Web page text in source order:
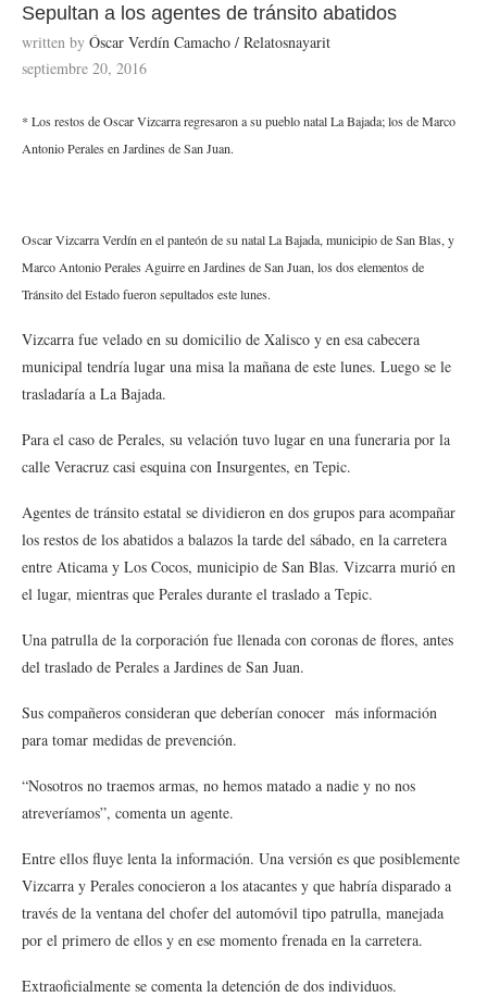
Sepultan a los agentes de tránsito abatidos
written by Óscar Verdín Camacho / Relatosnayarit
septiembre 20, 2016
* Los restos de Oscar Vizcarra regresaron a su pueblo natal La Bajada; los de Marco
Antonio Perales en Jardines de San Juan.
Oscar Vizcarra Verdín en el panteón de su natal La Bajada, municipio de San Blas, y
Marco Antonio Perales Aguirre en Jardines de San Juan, los dos elementos de
Tránsito del Estado fueron sepultados este lunes.
Vizcarra fue velado en su domicilio de Xalisco y en esa cabecera
municipal tendría lugar una misa la mañana de este lunes. Luego se le
trasladaría a La Bajada.
Para el caso de Perales, su velación tuvo lugar en una funeraria por la
calle Veracruz casi esquina con Insurgentes, en Tepic.
Agentes de tránsito estatal se dividieron en dos grupos para acompañar
los restos de los abatidos a balazos la tarde del sábado, en la carretera
entre Aticama y Los Cocos, municipio de San Blas. Vizcarra murió en
el lugar, mientras que Perales durante el traslado a Tepic.
Una patrulla de la corporación fue llenada con coronas de flores, antes
del traslado de Perales a Jardines de San Juan.
Sus compañeros consideran que deberían conocer más información
para tomar medidas de prevención.
“Nosotros no traemos armas, no hemos matado a nadie y no nos
atreveríamos”, comenta un agente.
Entre ellos fluye lenta la información. Una versión es que posiblemente
Vizcarra y Perales conocieron a los atacantes y que habría disparado a
través de la ventana del chofer del automóvil tipo patrulla, manejada
por el primero de ellos y en ese momento frenada en la carretera.
Extraoficialmente se comenta la detención de dos individuos.